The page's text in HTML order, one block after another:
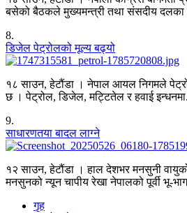
बसेको बैठकले मुख्यमन्त्री तथा संसदीय दलका
8.
डिजेल पेट्रोलको मूल्य बढ्यो
१८ साउन, हेटौंडा । नेपाल आयल निगमले
छ । पेट्रोल, डिजेल, मट्टितेल र हवाई
9.
साधारणतया बादल लाग्ने
१२ साउन, हेटौंडा । हाल देशभर मनसुनी
मनसुनको न्यून चापीय रेखा नेपालको पूर्वी भू-
गृह